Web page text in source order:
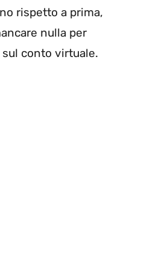
rispetto a prima,
nulla per
conto virtuale.